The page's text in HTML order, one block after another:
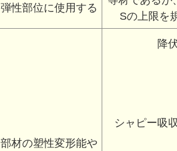
弾性部位に使用する
Sの上限を
部材の塑性変形能や
降
シャピー吸